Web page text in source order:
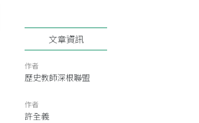
文章資訊
作者
歷史教師深根聯盟
作者
許全義